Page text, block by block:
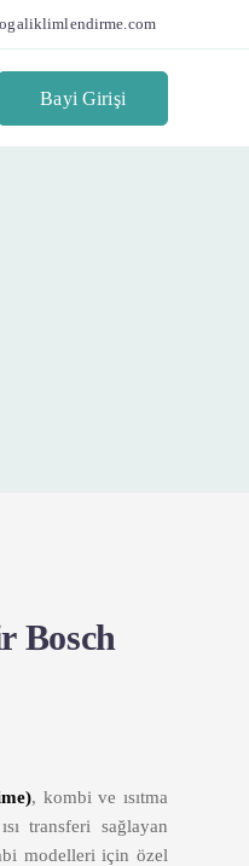
Bayi Girişi
Bosch
, kombi ve ısıtma
transferi sağlayan
modelleri için özel